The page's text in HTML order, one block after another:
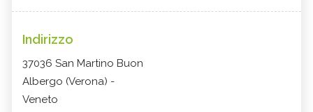
Indirizzo
37036 San Martino Buon
Albergo (Verona) -
Veneto